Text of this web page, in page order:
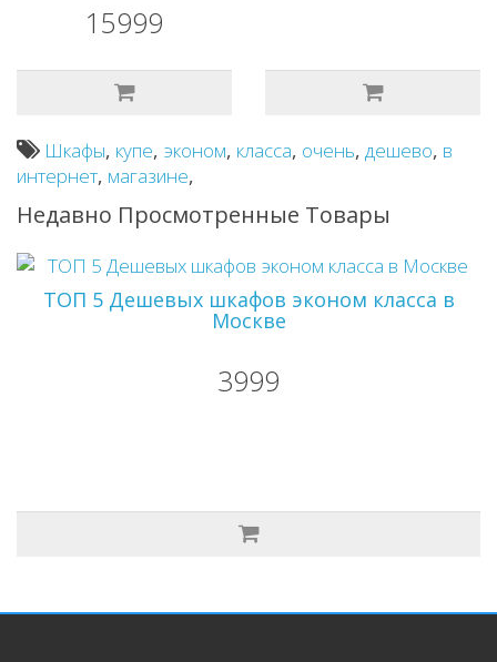
15999
Шкафы, купе, эконом, класса, очень, дешево, в
интернет, магазине,
Недавно Просмотренные Товары
ТОП 5 Дешевых шкафов эконом класса в
Москве
3999